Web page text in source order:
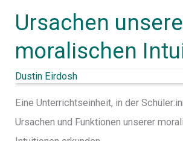
Ursachen
moralischen
Dustin Eirdosh
Eine Unterrichtseinheit, in der
Ursachen und Funktionen unserer